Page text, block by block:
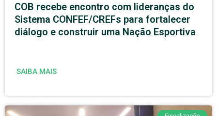
COB recebe encontro com lideranças do
Sistema CONFEF/CREFs para fortalecer
diálogo e construir uma Nação Esportiva
SAIBA MAIS